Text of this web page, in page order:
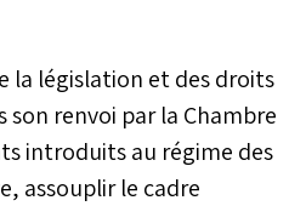
la législation et des droits
son renvoi par la Chambre
introduits au régime des
assouplir le cadre